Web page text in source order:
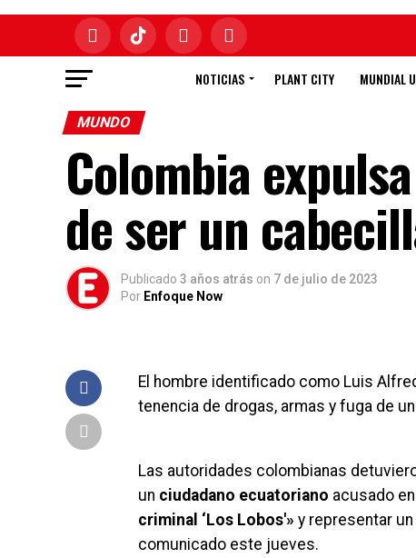
NOTICIAS PLANT CITY MUNDIAL
MUNDO
Colombia
de ser un
Publicado 3 años atrás on 7 de julio de 2023
Por Enfoque Now
El hombre identificado como Luis
tenencia de drogas, armas y fuga de
Las autoridades colombianas
un ciudadano ecuatoriano acusado
criminal ‘Los Lobos'» y representar
comunicado este jueves.